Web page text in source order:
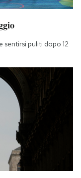
sentirsi puliti dopo 12